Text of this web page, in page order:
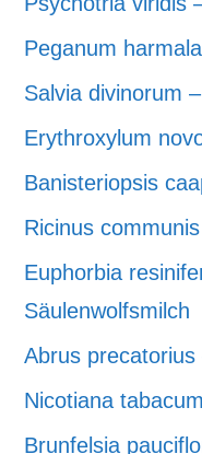
Peganum
Salvia divinorum
Erythroxylum
Banisteriopsis
Ricinus
Euphorbia
Säulenwolfsmilch
Abrus
Nicotiana
Brunfelsia